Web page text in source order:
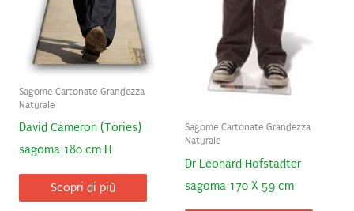
Sagome Cartonate Grandezza
Naturale
David Cameron (Tories)
sagoma 180 cm H
Scopri di più
Sagome Cartonate Grandezza
Naturale
Dr Leonard Hofstadter
sagoma 170 X 59 cm